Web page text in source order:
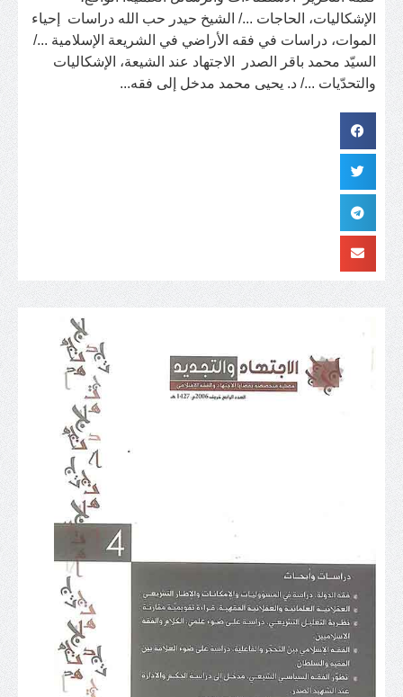
الإشكاليات، الحاجات .../ الشيخ حيدر حب الله دراسات إحياء
الموات، دراسات في فقه الأراضي في الشريعة الإسلامية .../
السيّد محمد باقر الصدر الاجتهاد عند الشيعة، الإشكاليات
والتحدّيات .../ د. يحيى محمد مدخل إلى فقه...